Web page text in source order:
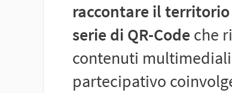
raccontare il
serie di QR-Codeche
contenuti
partecipativo